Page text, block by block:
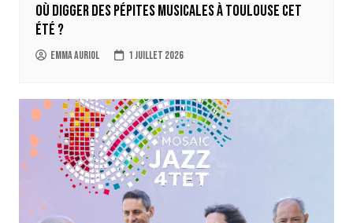
Où digger des pépites musicales à Toulouse cet
été ?
Emma Auriol 1 juillet 2026